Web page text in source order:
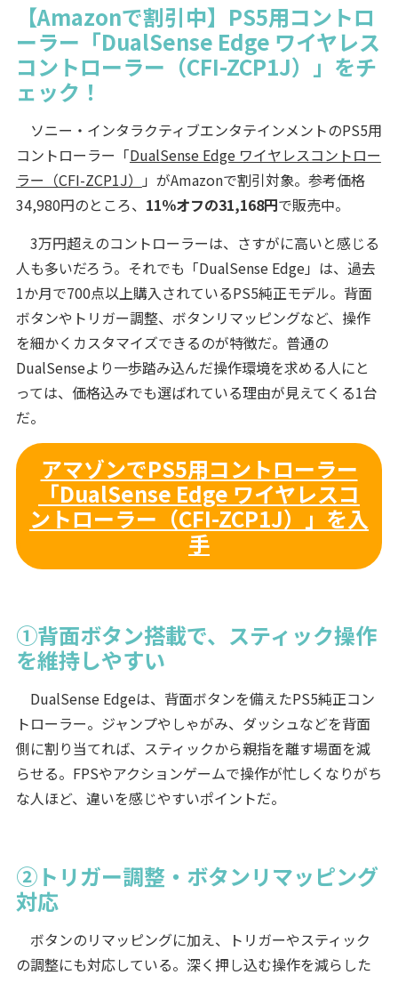
【Amazonで割引中】PS5用コントロ
ーラー「DualSense Edge ワイヤレス
コントローラー（CFI-ZCP1J）」をチ
ェック！
ソニー・インタラクティブエンタテインメントのPS5用
コントローラー「DualSense Edge ワイヤレスコントロー
ラー（CFI-ZCP1J）
」がAmazonで割引対象。参考価格
34,980円のところ、 11％オフの31,168円で販売中。
3万円超えのコントローラーは、さすがに高いと感じる
人も多いだろう。それでも「DualSense Edge」は、過去
1か月で700点以上購入されているPS5純正モデル。背面
ボタンやトリガー調整、ボタンリマッピングなど、操作
を細かくカスタマイズできるのが特徴だ。普通の
DualSenseより一歩踏み込んだ操作環境を求める人にと
っては、価格込みでも選ばれている理由が見えてくる1台
だ。
アマゾンでPS5用コントローラー
「DualSense Edge ワイヤレスコ
ントローラー（CFI-ZCP1J）」を入
手
①背面ボタン搭載で、スティック操作
を維持しやすい
DualSense Edgeは、背面ボタンを備えたPS5純正コン
トローラー。ジャンプやしゃがみ、ダッシュなどを背面
側に割り当てれば、スティックから親指を離す場面を減
らせる。FPSやアクションゲームで操作が忙しくなりがち
な人ほど、違いを感じやすいポイントだ。
②トリガー調整・ボタンリマッピング
対応
ボタンのリマッピングに加え、トリガーやスティック
の調整にも対応している。深く押し込む操作を減らした